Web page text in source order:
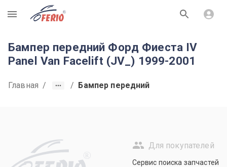
R
Бампер передний Форд Фиеста IV
Panel Van Facelift (JV_) 1999-2001
Главная / / Бампер передний
R
Для покупателей
Сервис поиска запчастей